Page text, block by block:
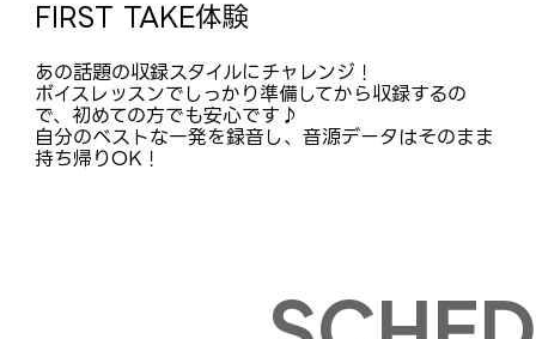
FIRST TAKE体験
あの話題の収録スタイルにチャレンジ！
ボイスレッスンでしっかり準備してから収録するの
で、初めての方でも安心です♪
自分のベストな一発を録音し、音源データはそのまま
持ち帰りOK！